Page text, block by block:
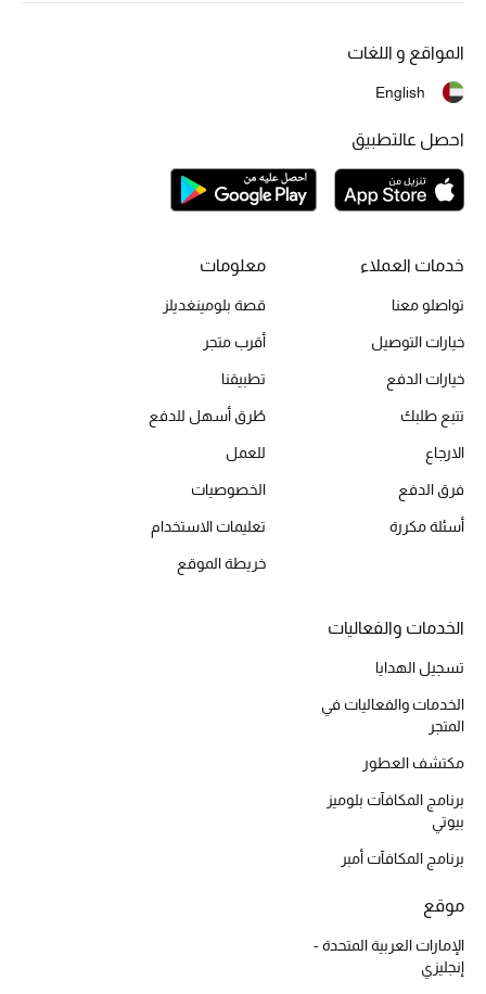
تسوقوا للنساء
الموسم الجديد
دليل ملتزمات الحقائب
حقائب الأطفال
أبرز المصممين
الموسم الجديد
تشكيلة الأحذية
خدمات العملاء
تواصلو معنا
خيارات التوصيل
خيارات الدفع
تتبع طلبك
الارجاع
فرق الدفع
أسئلة مكررة
معلومات
قصة بلومينغديلز
أقرب متجر
تطبيقنا
طُرق أسهل للدفع
للعمل
الخصوصيات
تعليمات الاستخدام
خريطة الموقع
الخدمات والفعاليات
تسجيل الهدايا
الخدمات والفعاليات في
المتجر
مكتشف العطور
برنامج المكافآت بلوميز
بيوتي
برنامج المكافآت أمبر
موقع
الإمارات العربية المتحدة -
إنجليزي
المواقع و اللغات
English
احصل عالتطبيق